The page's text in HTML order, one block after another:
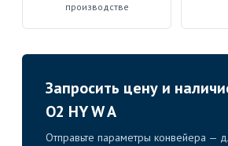
производстве
Запросить цену и
O2 HY W A
Отправьте параметры конвейера —